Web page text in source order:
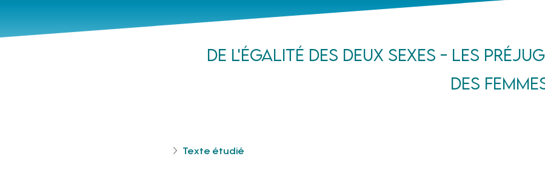
De l'égalité des deux sexes - Les
des
Texte étudié